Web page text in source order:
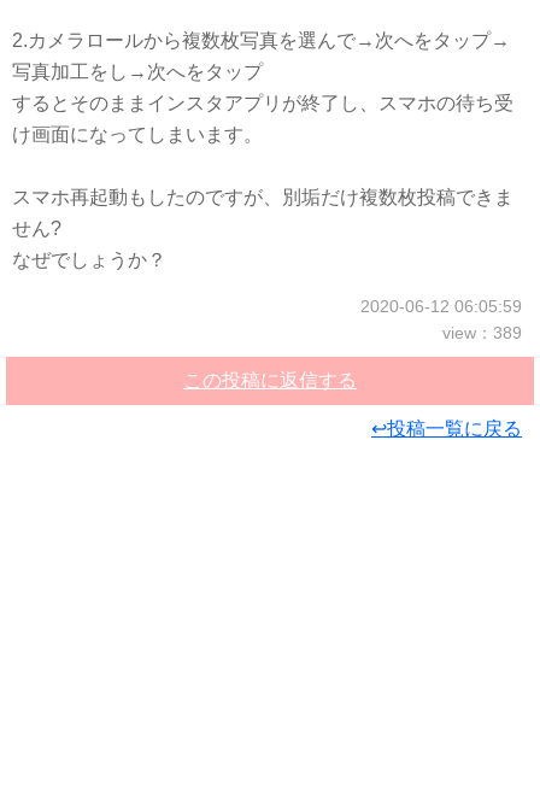
2.カメラロールから複数枚写真を選んで→次へをタップ→
写真加工をし→次へをタップ
するとそのままインスタアプリが終了し、スマホの待ち受
け画面になってしまいます。
スマホ再起動もしたのですが、別垢だけ複数枚投稿できま
せん?
なぜでしょうか？
2020-06-12 06:05:59
view：389
この投稿に返信する
↩投稿一覧に戻る